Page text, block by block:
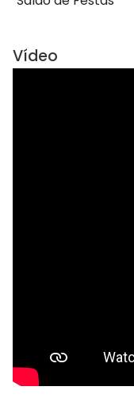
Vídeo